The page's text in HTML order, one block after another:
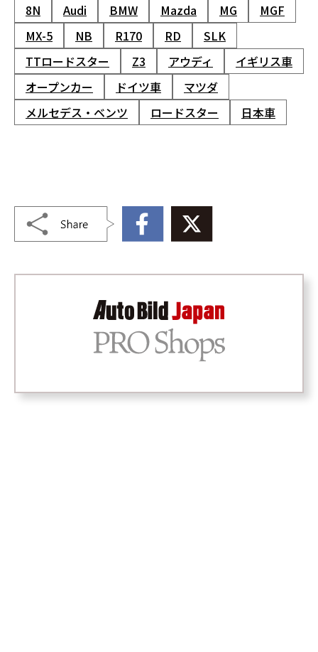
8N Audi BMW Mazda MG
MGF
MX-5
NB R170 RD
SLK
TTロードスター
Z3 アウディ
イギリス車
オープンカー
ドイツ車
マツダ
メルセデス・ベンツ
ロードスター 日本車